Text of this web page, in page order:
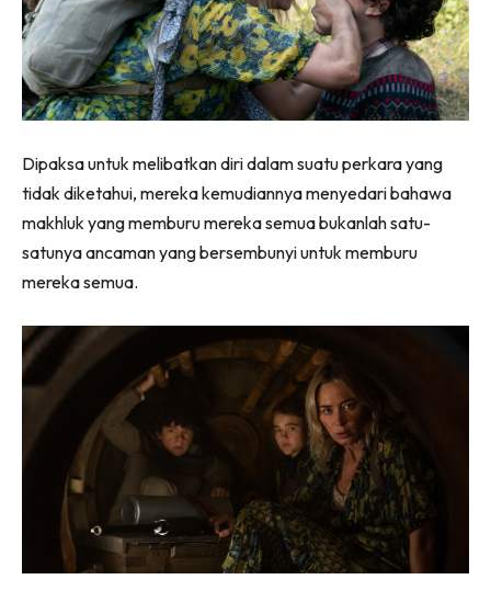
Dipaksa untuk melibatkan diri dalam suatu perkara yang
tidak diketahui, mereka kemudiannya menyedari bahawa
makhluk yang memburu mereka semua bukanlah satu-
satunya ancaman yang bersembunyi untuk memburu
mereka semua.